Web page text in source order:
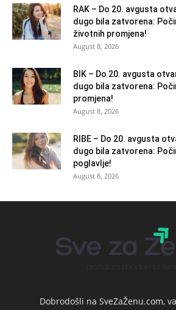
RAK – Do 20. avgusta
dugo bila zatvorena:
životnih promjena!
August 8, 2026
BIK – Do 20. avgusta
dugo bila zatvorena:
promjena!
August 8, 2026
RIBE – Do 20. avgusta
dugo bila zatvorena:
poglavlje!
August 8, 2026
Dobrodošli na SveZaŽenu.com,